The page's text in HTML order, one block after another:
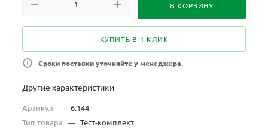
В КОРЗИНУ
КУПИТЬ В 1 КЛИК
Сроки поставки уточняйте у менеджера.
Другие характеристики
Артикул — 6.144
Тип товара — Тест-комплект